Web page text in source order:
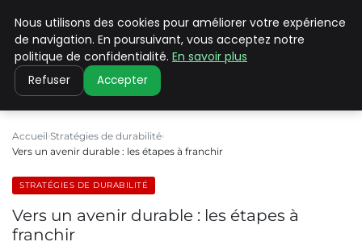
CLIMATE C ADVANCED
Accueil Stratégies de durabilité
Vers un avenir durable : les étapes à franchir
STRATÉGIES DE DURABILITÉ
Vers un avenir durable : les étapes à
franchir
Nous utilisons des cookies pour améliorer votre expérience
de navigation. En poursuivant, vous acceptez notre
politique de confidentialité. En savoir plus
Refuser Accepter